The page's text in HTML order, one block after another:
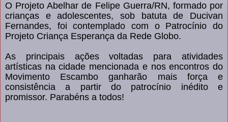
O Projeto Abelhar de Felipe Guerra/RN, formado por
crianças e adolescentes, sob batuta de Ducivan
Fernandes, foi contemplado com o Patrocínio do
Projeto Criança Esperança da Rede Globo.
As principais ações voltadas para atividades
artísticas na cidade mencionada e nos encontros do
Movimento Escambo ganharão mais força e
consistência a partir do patrocínio inédito e
promissor. Parabéns a todos!